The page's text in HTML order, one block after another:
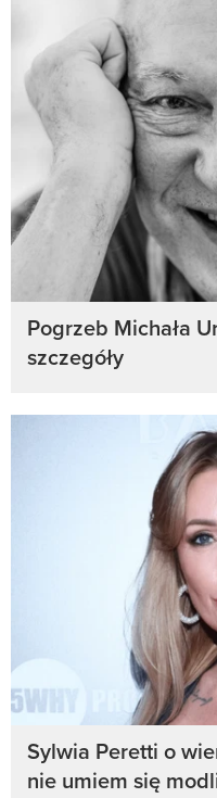
Pogrzeb Michała
szczegóły
Sylwia Peretti o
nie umiem się